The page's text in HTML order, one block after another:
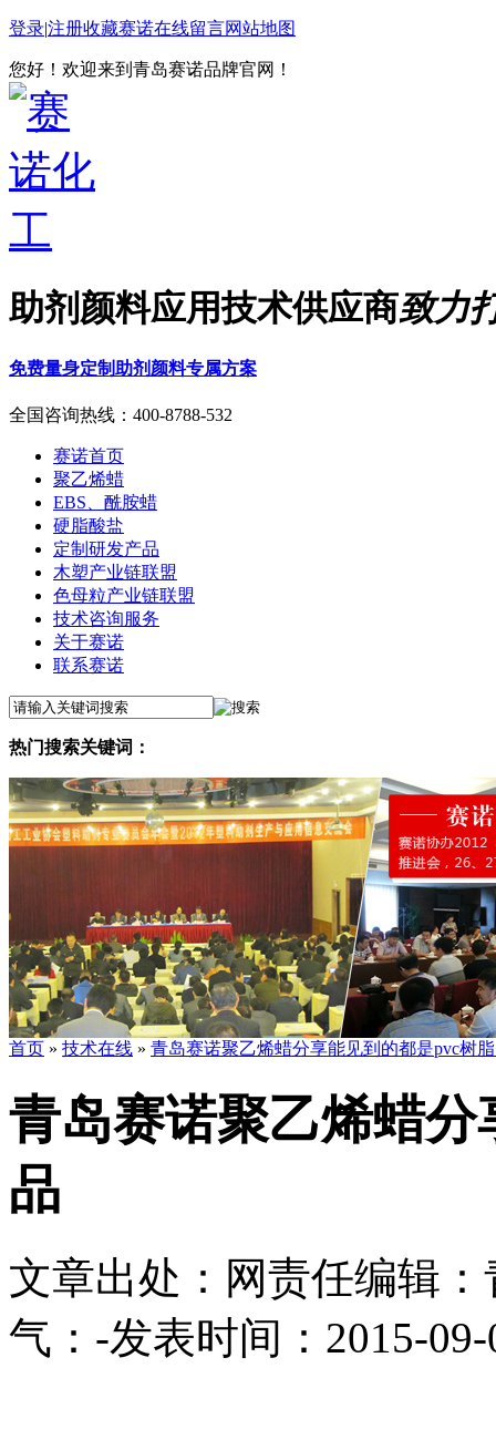
登录|注册收藏赛诺在线留言网站地图
您好！欢迎来到青岛赛诺品牌官网！
助剂颜料应用技术供应商致力
免费量身定制助剂颜料专属方案
全国咨询热线： 400-8788-532
赛诺首页
聚乙烯蜡
EBS、酰胺蜡
硬脂酸盐
定制研发产品
木塑产业链联盟
色母粒产业链联盟
技术咨询服务
关于赛诺
联系赛诺
热门搜索关键词：
首页 » 技术在线 » 青岛赛诺聚乙烯蜡分享能见到的都是pvc树
青岛赛诺聚乙烯蜡
品
文章出处： 网责任编辑
气： -发表时间：2015-